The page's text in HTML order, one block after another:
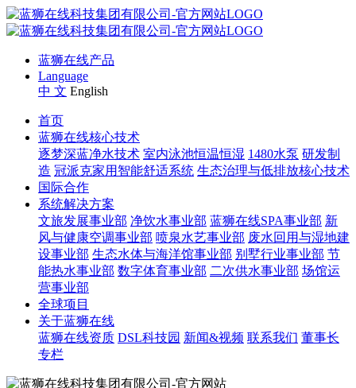
蓝狮在线产品
Language
中 文 English
首页
蓝狮在线核心技术
逐梦深蓝净水技术 室内泳池恒温恒湿 1480水泵 研发制
造 冠派克家用智能舒适系统 生态治理与低排放核心技术
国际合作
系统解决方案
文旅发展事业部 净饮水事业部 蓝狮在线SPA事业部 新
风与健康空调事业部 喷泉水艺事业部 废水回用与湿地建
设事业部 生态水体与海洋馆事业部 别墅行业事业部 节
能热水事业部 数字体育事业部 二次供水事业部 场馆运
营事业部
全球项目
关于蓝狮在线
蓝狮在线资质 DSL科技园 新闻&视频 联系我们 董事长
专栏